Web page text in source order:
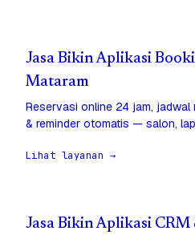
Jasa Bikin Aplikasi
Mataram
Reservasi online 24 jam, jadwal
& reminder otomatis — salon,
Lihat layanan →
Jasa Bikin Aplikasi